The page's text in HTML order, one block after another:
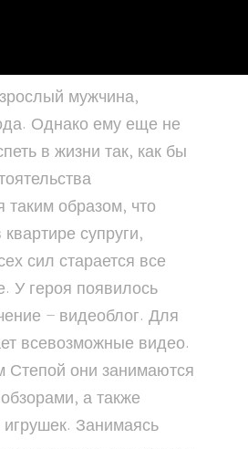
мужчина,
Однако ему еще не
в жизни так, как бы
образом, что
супруги,
сил старается все
У героя появилось
– видеоблог. Для
всевозможные видео.
Степой они занимаются
а также
Занимаясь